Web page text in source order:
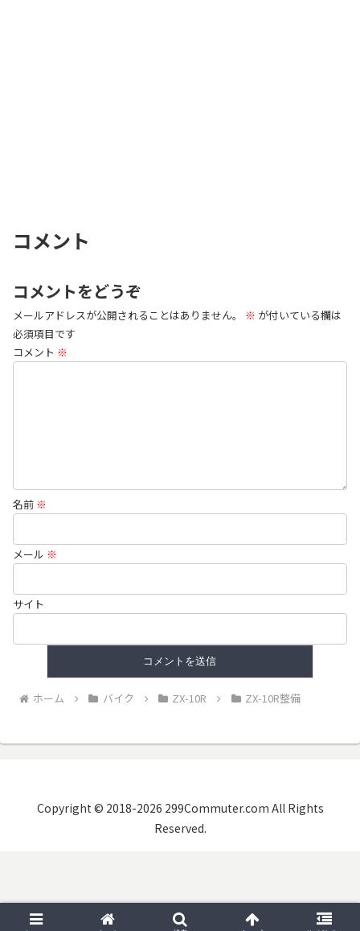
コメント
コメントをどうぞ
メールアドレスが公開されることはありません。 ※ が付いている欄は
必須項目です
コメント ※
名前 ※
メール ※
サイト
ホーム バイク ZX-10R ZX-10R整備
Copyright © 2018-2026 299Commuter.com All Rights
Reserved.